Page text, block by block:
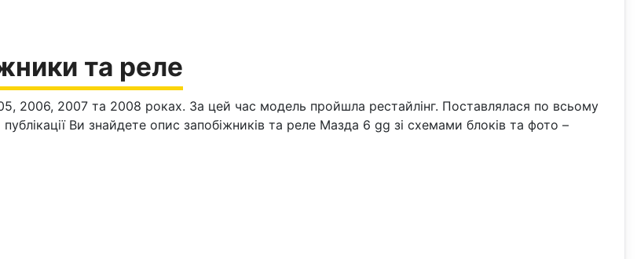
та реле
2006, 2007 та 2008 роках. За цей час модель пройшла рестайлінг. Поставлялася по всьому
публікації Ви знайдете опис запобіжників та реле Мазда 6 gg зі схемами блоків та фото –